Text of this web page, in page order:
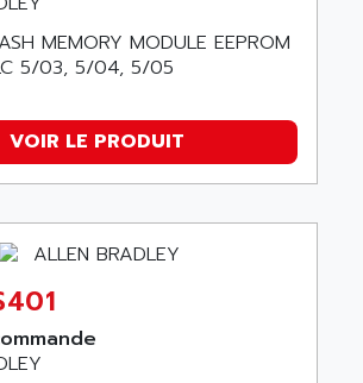
611
760
/ NUM760
HIVOLT
ENERGY
MICRO DEVICES
POWER TECHNOLOGY
UV
FTM
MEMORY MODULE EEPROM
5/03, 5/04, 5/05
VOIR LE PRODUIT